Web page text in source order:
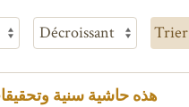
Trier
هذه حاشية سنية